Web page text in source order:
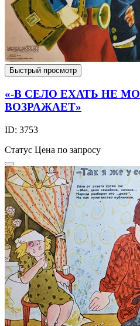
Быстрый просмотр
«-В СЕЛО ЕХАТЬ НЕ
ВОЗРАЖАЕТ»
ID: 3753
Статус Цена по запросу